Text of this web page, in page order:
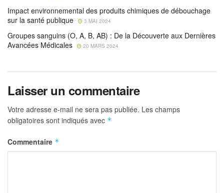
Impact environnemental des produits chimiques de débouchage
sur la santé publique
3 MAI 2024
Groupes sanguins (O, A, B, AB) : De la Découverte aux Dernières
Avancées Médicales
20 MARS 2024
Laisser un commentaire
Votre adresse e-mail ne sera pas publiée. Les champs
obligatoires sont indiqués avec *
Commentaire *